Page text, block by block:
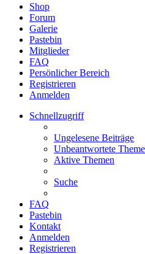
Shop
Forum
Galerie
Pastebin
Mitglieder
FAQ
Persönlicher Bereich
Registrieren
Anmelden
Schnellzugriff
Ungelesene Beiträge
Unbeantwortete
Aktive Themen
Suche
FAQ
Pastebin
Kontakt
Anmelden
Registrieren